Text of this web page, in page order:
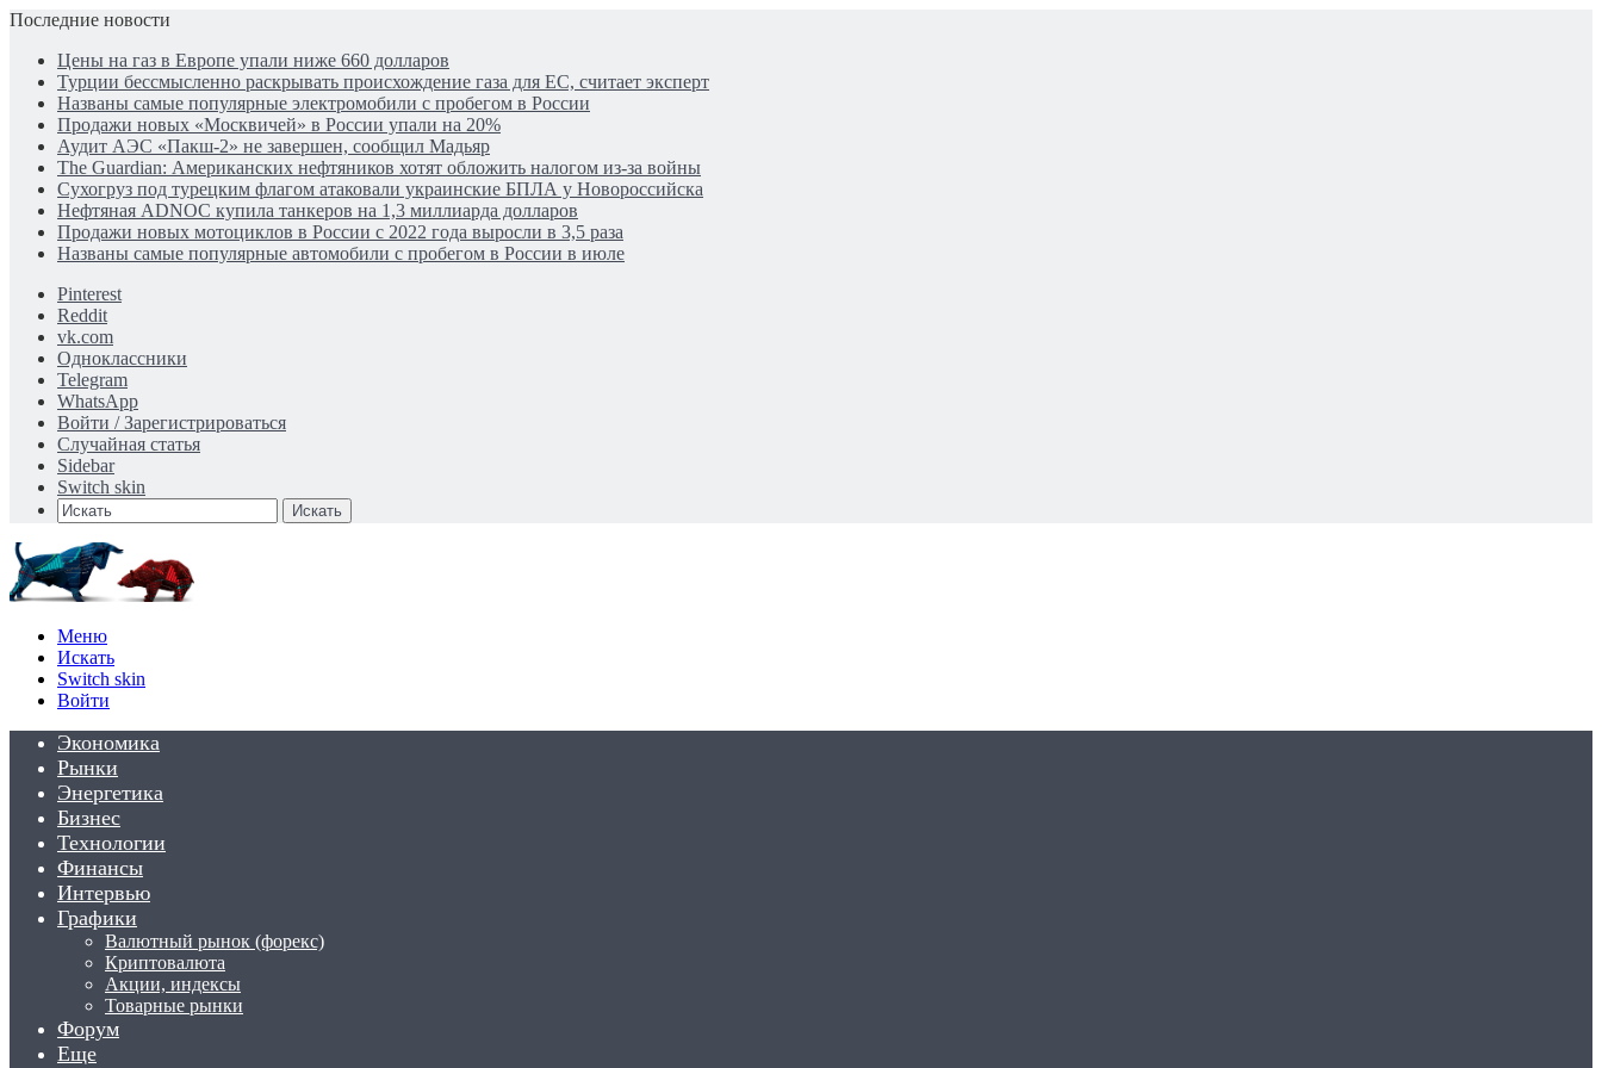
Последние новости
Цены на газ в Европе упали ниже 660 долларов
Турции бессмысленно раскрывать происхождение газа для ЕС, считает эксперт
Названы самые популярные электромобили с пробегом в России
Продажи новых «Москвичей» в России упали на 20%
Аудит АЭС «Пакш-2» не завершен, сообщил Мадьяр
The Guardian: Американских нефтяников хотят обложить налогом из-за войны
Сухогруз под турецким флагом атаковали украинские БПЛА у Новороссийска
Нефтяная ADNOC купила танкеров на 1,3 миллиарда долларов
Продажи новых мотоциклов в России с 2022 года выросли в 3,5 раза
Названы самые популярные автомобили с пробегом в России в июле
Pinterest
Reddit
vk.com
Одноклассники
Telegram
WhatsApp
Войти / Зарегистрироваться
Случайная статья
Sidebar
Switch skin
Искать
Меню
Искать
Switch skin
Войти
Экономика
Рынки
Энергетика
Бизнес
Технологии
Финансы
Интервью
Графики
Валютный рынок (форекс)
Криптовалюта
Акции, индексы
Товарные рынки
Форум
Еще